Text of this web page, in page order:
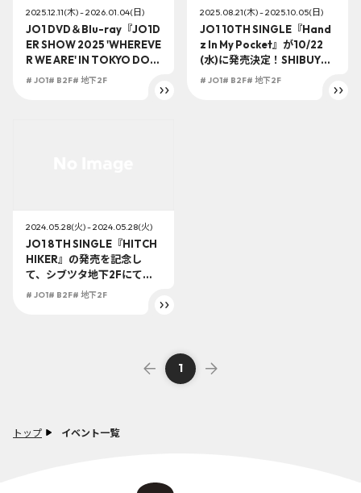
トップ イベント一覧
2025.12.11(木) - 2026.01.04(日)
JO1 DVD＆Blu-ray『JO1D
ER SHOW 2025 'WHEREVE
R WE ARE' IN TOKYO DOM
E』が1/21(水)に発売決定！S
HIBUYA TSUTAYA地下2F店
# JO1# B2F# 地下2F
2025.08.21(木) - 2025.10.05(日)
JO1 10TH SINGLE『Hand
z In My Pocket』が10/22
(水)に発売決定！SHIBUYA
TSUTAYA地下2F店頭受取で
# JO1# B2F# 地下2F
2024.05.28(火) - 2024.05.28(火)
JO1 8TH SINGLE『HITCH
HIKER』の発売を記念し
て、シブツタ地下2Fにて
「ラッキードローイベン
# JO1# B2F# 地下2F
1